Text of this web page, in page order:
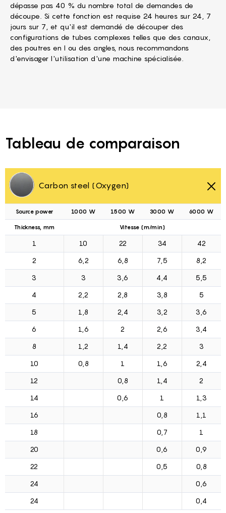
dépasse pas 40 % du nombre total de demandes de
découpe. Si cette fonction est requise 24 heures sur 24, 7
jours sur 7, et qu'il est demandé de découper des
configurations de tubes complexes telles que des canaux,
des poutres en I ou des angles, nous recommandons
d'envisager l'utilisation d'une machine spécialisée.
Tableau de comparaison
Carbon steel (Oxygen)
Source power 1000 W 1500 W 3000 W 6000 W
Thickness, mm Vitesse (m/min)
1 10 22 34 42
2 6,2 6,8 7,5 8,2
3 3 3,6 4,4 5,5
4 2,2 2,8 3,8 5
5 1,8 2,4 3,2 3,6
6 1,6 2 2,6 3,4
8 1,2 1,4 2,2 3
10 0,8 1 1,6 2,4
12 0,8 1,4 2
14 0,6 1 1,3
16 0,8 1,1
18 0,7 1
20 0,6 0,9
22 0,5 0,8
24 0,6
24 0,4